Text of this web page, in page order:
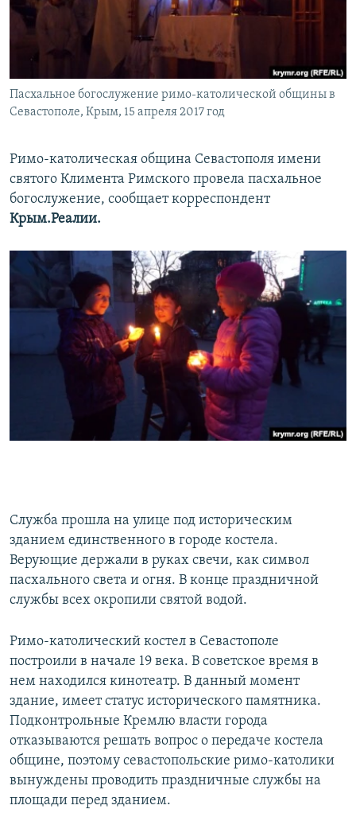
ПОБЕДИТЕЛЕЙ НЕ СУДЯТ?
КРЫМ.НЕПОКОРЕННЫЙ
УКРАИНСКАЯ ПРОБЛЕМА КРЫМА
ПРИСОЕДИНЯЙТЕСЬ!
Все сайты RFE/RL
Пасхальное богослужение римо-католической общины в
Севастополе, Крым, 15 апреля 2017 год
Римо-католическая община Севаcтополя имени
святого Климента Римского провела пасхальное
богослужение, сообщает корреспондент
Крым.Реалии.
Служба прошла на улице под историческим
зданием единственного в городе костела.
Верующие держали в руках свечи, как символ
пасхального света и огня. В конце праздничной
службы всех окропили святой водой.
Римо-католический костел в Севастополе
построили в начале 19 века. В советское время в
нем находился кинотеатр. В данный момент
здание, имеет статус исторического памятника.
Подконтрольные Кремлю власти города
отказываются решать вопрос о передаче костела
общине, поэтому севастопольские римо-католики
вынуждены проводить праздничные службы на
площади перед зданием.